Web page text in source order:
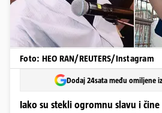
Foto: HEO RAN/REUTERS/Instagram
Dodaj 24sata među omiljene
Iako su stekli ogromnu slavu i